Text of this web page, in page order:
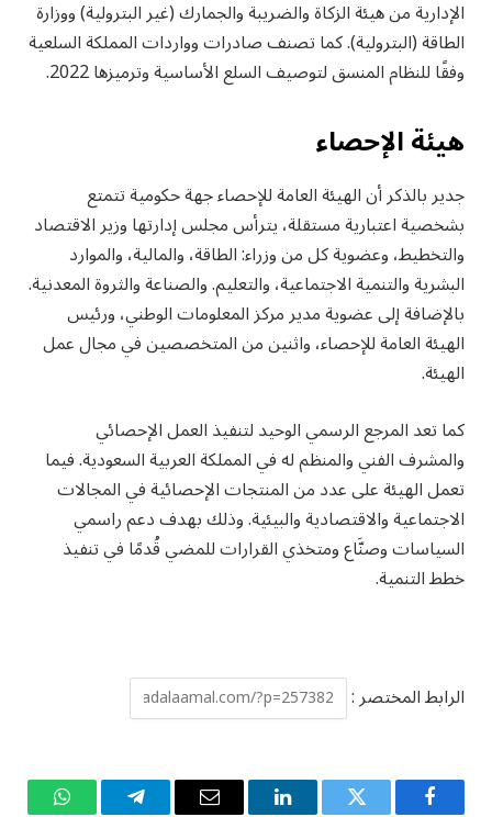
الإدارية من هيئة الزكاة والضريبة والجمارك (غير البترولية) ووزارة
الطاقة (البترولية). كما تصنف صادرات وواردات المملكة السلعية
وفقًا للنظام المنسق لتوصيف السلع الأساسية وترميزها 2022.
هيئة الإحصاء
جدير بالذكر أن الهيئة العامة للإحصاء جهة حكومية تتمتع
بشخصية اعتبارية مستقلة، يترأس مجلس إدارتها وزير الاقتصاد
والتخطيط، وعضوية كل من وزراء: الطاقة، والمالية، والموارد
البشرية والتنمية الاجتماعية، والتعليم. والصناعة والثروة المعدنية.
بالإضافة إلى عضوية مدير مركز المعلومات الوطني، ورئيس
الهيئة العامة للإحصاء، واثنين من المتخصصين في مجال عمل
الهيئة.
كما تعد المرجع الرسمي الوحيد لتنفيذ العمل الإحصائي
والمشرف الفني والمنظم له في المملكة العربية السعودية. فيما
تعمل الهيئة على عدد من المنتجات الإحصائية في المجالات
الاجتماعية والاقتصادية والبيئية. وذلك بهدف دعم راسمي
السياسات وصنَّاع ومتخذي القرارات للمضي قُدمًا في تنفيذ
خطط التنمية.
الرابط المختصر :
فيسبوك تويتر لينكدإن البريد تيلقرام واتساب